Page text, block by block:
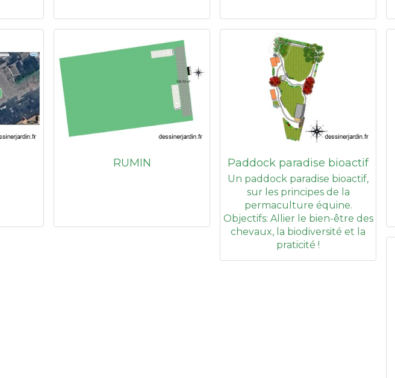
RUMIN Paddock paradise bioactif
Un paddock paradise bioactif,
sur les principes de la
permaculture équine.
Objectifs: Allier le bien-être des
chevaux, la biodiversité et la
praticité !